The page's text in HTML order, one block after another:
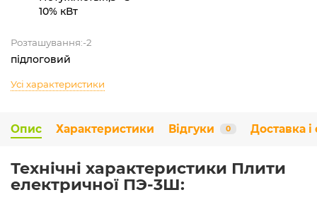
10% кВт
Розташування:-2
підлоговий
Усі характеристики
Опис Характеристики Відгуки 0 Доставка і
Технічні характеристики Плити
електричної ПЭ-3Ш: